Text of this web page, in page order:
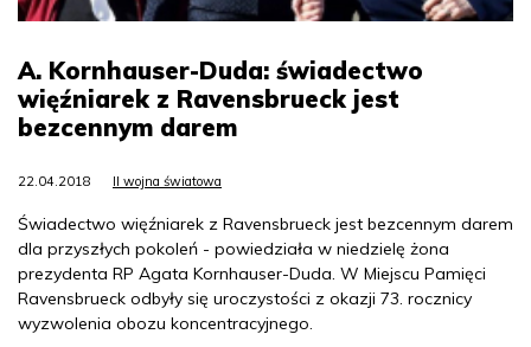
A. Kornhauser-Duda: świadectwo
więźniarek z Ravensbrueck jest
bezcennym darem
22.04.2018 II wojna światowa
Świadectwo więźniarek z Ravensbrueck jest bezcennym darem
dla przyszłych pokoleń - powiedziała w niedzielę żona
prezydenta RP Agata Kornhauser-Duda. W Miejscu Pamięci
Ravensbrueck odbyły się uroczystości z okazji 73. rocznicy
wyzwolenia obozu koncentracyjnego.